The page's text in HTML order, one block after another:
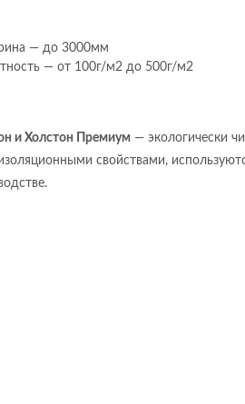
— до 3000мм
— от 100г/м2 до 500г/м2
и Холстон Премиум — экологически
свойствами,